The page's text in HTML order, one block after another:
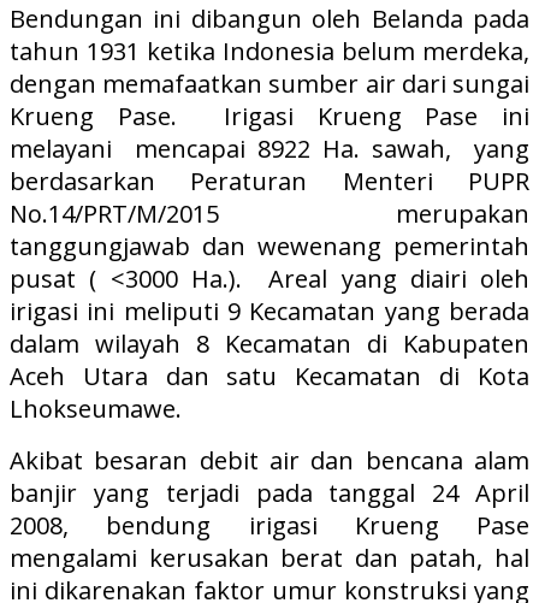
Bendungan ini dibangun oleh Belanda pada
tahun 1931 ketika Indonesia belum merdeka,
dengan memafaatkan sumber air dari sungai
Krueng Pase. Irigasi Krueng Pase ini
melayani mencapai 8922 Ha. sawah, yang
berdasarkan Peraturan Menteri PUPR
No.14/PRT/M/2015 merupakan
tanggungjawab dan wewenang pemerintah
pusat ( <3000 Ha.). Areal yang diairi oleh
irigasi ini meliputi 9 Kecamatan yang berada
dalam wilayah 8 Kecamatan di Kabupaten
Aceh Utara dan satu Kecamatan di Kota
Lhokseumawe.
Akibat besaran debit air dan bencana alam
banjir yang terjadi pada tanggal 24 April
2008, bendung irigasi Krueng Pase
mengalami kerusakan berat dan patah, hal
ini dikarenakan faktor umur konstruksi yang